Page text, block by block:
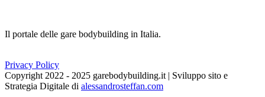
Il portale delle gare bodybuilding in Italia.
Privacy Policy
Copyright 2022 - 2025 garebodybuilding.it | Sviluppo sito e
Strategia Digitale di alessandrosteffan.com